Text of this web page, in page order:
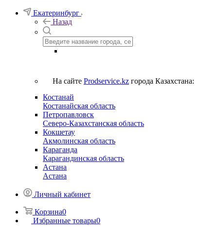
Екатеринбург
Назад
На сайте Prodservice.kz города Казахстана:
Костанай
Костанайская область
Петропавловск
Северо-Казахстанская область
Кокшетау
Акмолинская область
Караганда
Карагандинская область
Астана
Астана
Личный кабинет
Корзина0
Избранные товары0